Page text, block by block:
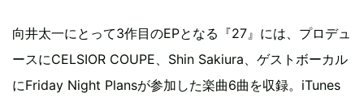
向井太一にとって3作目のEPとなる『27』には、プロデュ
ースにCELSIOR COUPE、Shin Sakiura、ゲストボーカル
にFriday Night Plansが参加した楽曲6曲を収録。iTunes